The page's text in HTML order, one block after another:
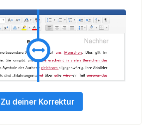
Zu deiner Korrektur